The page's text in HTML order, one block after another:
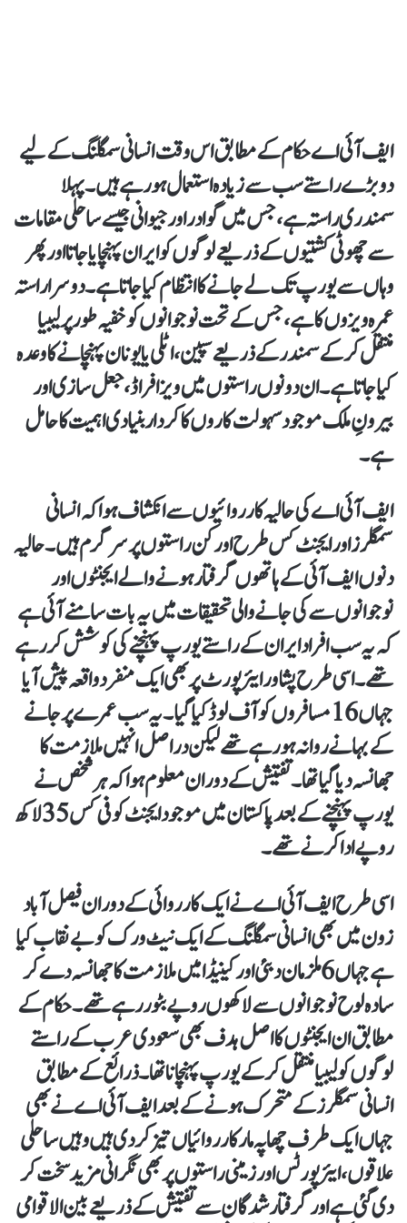
ایف آئی اے حکام کے مطابق اس وقت انسانی سمگلنگ کے لیے
دو بڑے راستے سب سے زیادہ استعمال ہو رہے ہیں۔پہلا
سمندری راستہ ہے، جس میں گوادر اور جیوانی جیسے ساحلی مقامات
سے چھوٹی کشتیوں کے ذریعے لوگوں کو ایران پہنچایا جاتا اور پھر
وہاں سے یورپ تک لے جانے کا انتظام کیا جاتا ہے۔دوسرا راستہ
عمرہ ویزوں کا ہے، جس کے تحت نوجوانوں کو خفیہ طور پر لیبیا
منتقل کر کے سمندر کے ذریعے سپین، اٹلی یا یونان پہنچانے کا وعدہ
کیا جاتا ہے۔ ان دونوں راستوں میں ویزا فراڈ، جعل سازی اور
بیرونِ ملک موجود سہولت کاروں کا کردار بنیادی اہمیت کا حامل
ہے۔
ایف آئی اے کی حالیہ کارروائیوں سے انکشاف ہوا کہ انسانی
سمگلرز اور ایجنٹ کس طرح اور کن راستوں پر سرگرم ہیں۔ حالیہ
دنوں ایف آئی کے ہاتھوں گرفتار ہونے والے ایجنٹوں اور
نوجوانوں سے کی جانے والی تحقیقات میں یہ بات سامنے آئی ہے
کہ یہ سب افراد ایران کے راستے یورپ پہنچنے کی کوشش کر رہے
تھے۔ اسی طرح پشاور ایئرپورٹ پر بھی ایک منفرد واقعہ پیش آیا
جہاں 16 مسافروں کو آف لوڈ کیا گیا۔ یہ سب عمرے پر جانے
کے بہانے روانہ ہو رہے تھے لیکن دراصل انہیں ملازمت کا
جھانسہ دیا گیا تھا۔ تفتیش کے دوران معلوم ہوا کہ ہر شخص نے
یورپ پہنچنے کے بعد پاکستان میں موجود ایجنٹ کو فی کس 35 لاکھ
روپے ادا کرنے تھے۔
اسی طرح ایف آئی اے نے ایک کارروائی کے دوران فیصل آباد
زون میں بھی انسانی سمگلنگ کے ایک نیٹ ورک کو بے نقاب کیا
ہے جہاں 6 ملزمان دبئی اور کینیڈا میں ملازمت کا جھانسہ دے کر
سادہ لوح نوجوانوں سے لاکھوں روپے بٹور رہے تھے۔ حکام کے
مطابق ان ایجنٹوں کا اصل ہدف بھی سعودی عرب کے راستے
لوگوں کو لیبیا منتقل کر کے یورپ پہنچانا تھا۔ ذرائع کے مطابق
انسانی سمگلرز کے متحرک ہونے کے بعد ایف آئی اے نے بھی
جہاں ایک طرف چھاپہ مار کارروائیاں تیز کر دی ہیں وہیں ساحلی
علاقوں، ایئرپورٹس اور زمینی راستوں پر بھی نگرانی مزید سخت کر
دی گئی ہے اور گرفتار شدگان سے تفتیش کے ذریعے بین الاقوامی